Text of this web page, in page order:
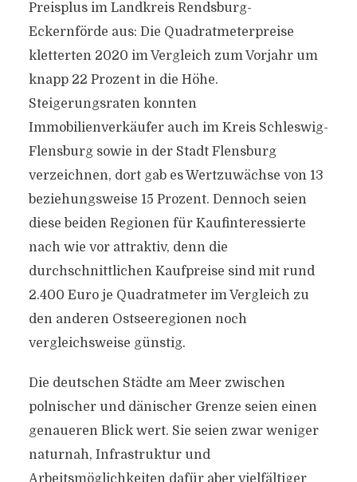
Preisplus im Landkreis Rendsburg-
Eckernförde aus: Die Quadratmeterpreise
kletterten 2020 im Vergleich zum Vorjahr um
knapp 22 Prozent in die Höhe.
Steigerungsraten konnten
Immobilienverkäufer auch im Kreis Schleswig-
Flensburg sowie in der Stadt Flensburg
verzeichnen, dort gab es Wertzuwächse von 13
beziehungsweise 15 Prozent. Dennoch seien
diese beiden Regionen für Kaufinteressierte
nach wie vor attraktiv, denn die
durchschnittlichen Kaufpreise sind mit rund
2.400 Euro je Quadratmeter im Vergleich zu
den anderen Ostseeregionen noch
vergleichsweise günstig.
Die deutschen Städte am Meer zwischen
polnischer und dänischer Grenze seien einen
genaueren Blick wert. Sie seien zwar weniger
naturnah, Infrastruktur und
Arbeitsmöglichkeiten dafür aber vielfältiger